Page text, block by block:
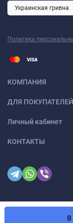
Политика
КОМПАНИЯ
ДЛЯ ПОКУПАТЕЛЕЙ
Личный кабинет
КОНТАКТЫ
Мы используем